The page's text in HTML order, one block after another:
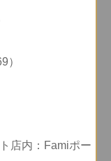
）
店内：Famiポー